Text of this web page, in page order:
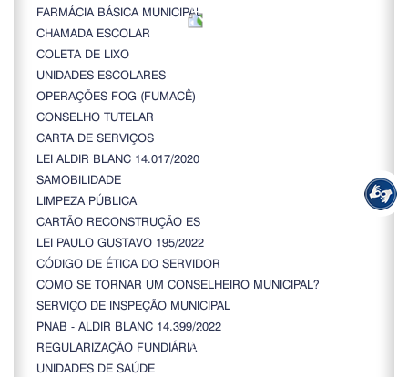
FARMÁCIA BÁSICA MUNICIPAL
CHAMADA ESCOLAR
COLETA DE LIXO
UNIDADES ESCOLARES
OPERAÇÕES FOG (FUMACÊ)
CONSELHO TUTELAR
CARTA DE SERVIÇOS
LEI ALDIR BLANC 14.017/2020
SAMOBILIDADE
LIMPEZA PÚBLICA
CARTÃO RECONSTRUÇÃO ES
LEI PAULO GUSTAVO 195/2022
CÓDIGO DE ÉTICA DO SERVIDOR
COMO SE TORNAR UM CONSELHEIRO MUNICIPAL?
SERVIÇO DE INSPEÇÃO MUNICIPAL
PNAB - ALDIR BLANC 14.399/2022
REGULARIZAÇÃO FUNDIÁRIA
UNIDADES DE SAÚDE